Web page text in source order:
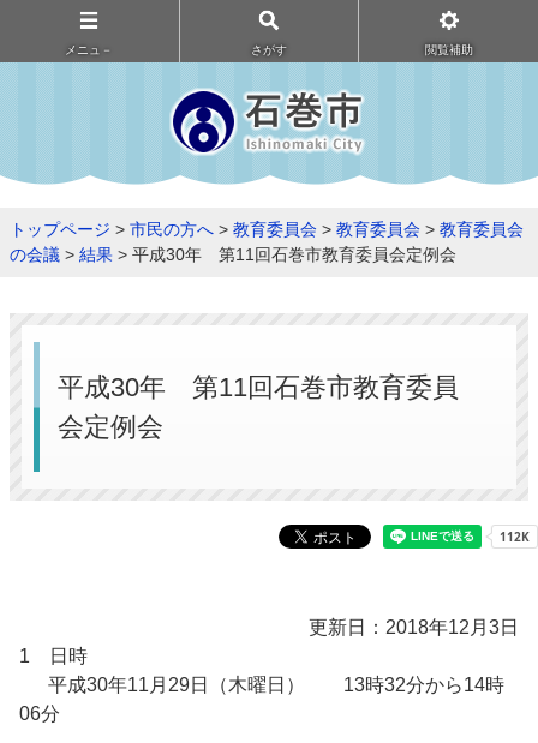
メニュ－ さがす 閲覧補助
トップページ > 市民の方へ > 教育委員会 > 教育委員会 > 教育委員会
の会議 > 結果 > 平成30年 第11回石巻市教育委員会定例会
平成30年 第11回石巻市教育委員
会定例会
更新日：2018年12月3日
1 日時
平成30年11月29日（木曜日） 13時32分から14時
06分